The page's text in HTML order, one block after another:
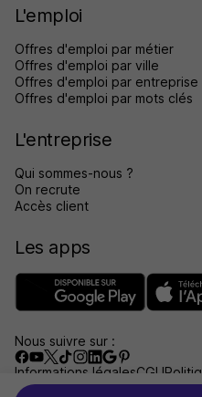
L'emploi
Offres d'emploi par métier
Offres d'emploi par ville
Offres d'emploi par entreprise
Offres d'emploi par mots clés
L'entreprise
Qui sommes-nous ?
On recrute
Accès client
Les apps
Nous suivre sur :
Informations légalesCGU
Gérer les traceurs